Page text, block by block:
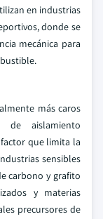
en industrias
donde se
mecánica para
más caros
de aislamiento
que limita la
sensibles
carbono y grafito
y materias
precursores de